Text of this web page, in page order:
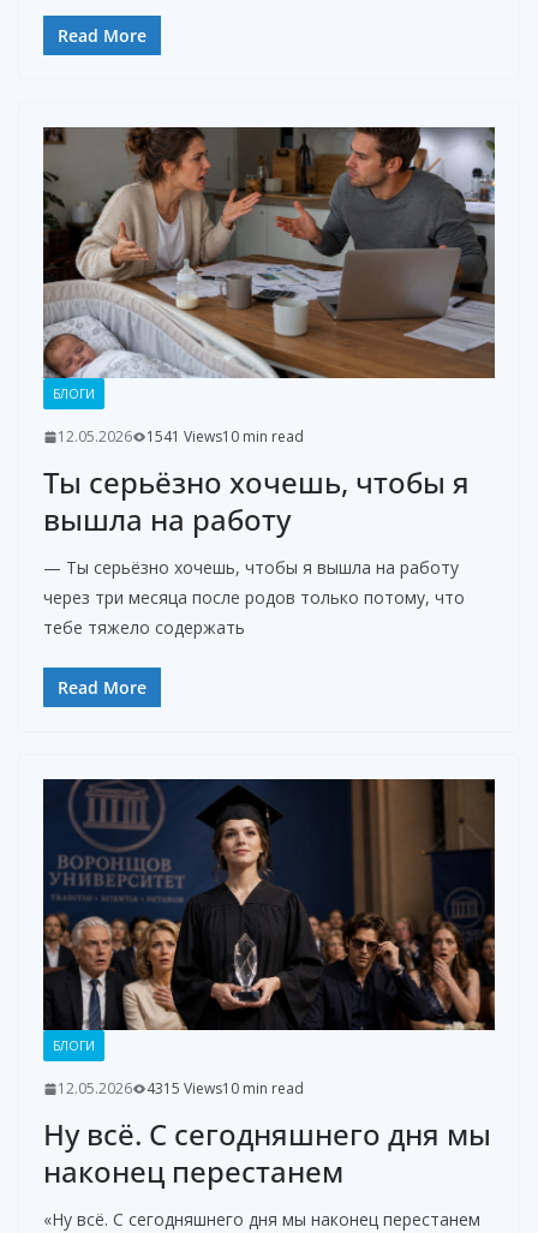
Read More
БЛОГИ
12.05.2026 1541 Views10 min read
Ты серьёзно хочешь, чтобы я
вышла на работу
— Ты серьёзно хочешь, чтобы я вышла на работу
через три месяца после родов только потому, что
тебе тяжело содержать
Read More
БЛОГИ
12.05.2026 4315 Views10 min read
Ну всё. С сегодняшнего дня мы
наконец перестанем
«Ну всё. С сегодняшнего дня мы наконец перестанем